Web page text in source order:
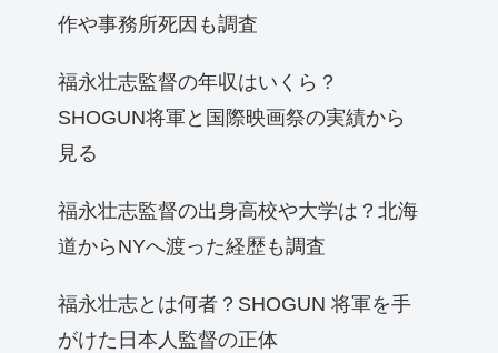
作や事務所死因も調査
福永壮志監督の年収はいくら？
SHOGUN将軍と国際映画祭の実績から
見る
福永壮志監督の出身高校や大学は？北海
道からNYへ渡った経歴も調査
福永壮志とは何者？SHOGUN 将軍を手
がけた日本人監督の正体